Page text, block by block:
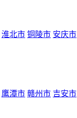
淮北市 铜陵市 安庆市
鹰潭市 赣州市 吉安市